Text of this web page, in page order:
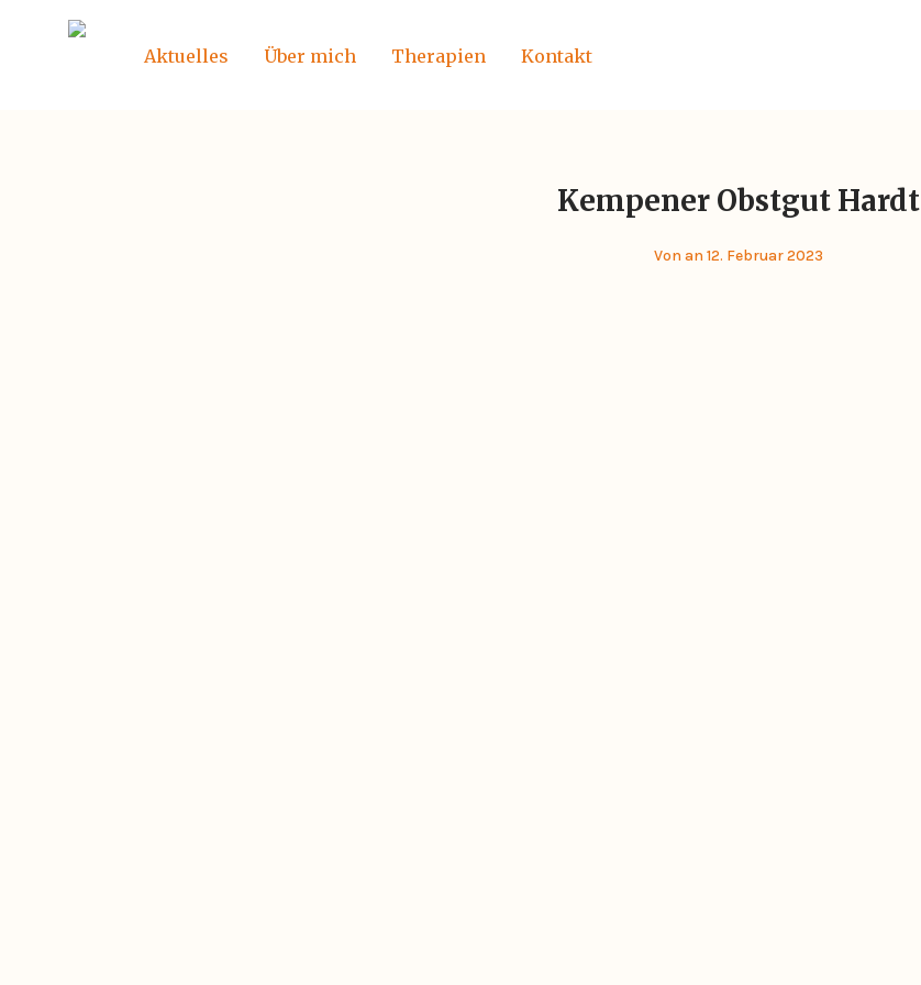
Aktuelles Über mich Therapien Kontakt
Kempener Obstgut Hardt
Von an 12. Februar 2023